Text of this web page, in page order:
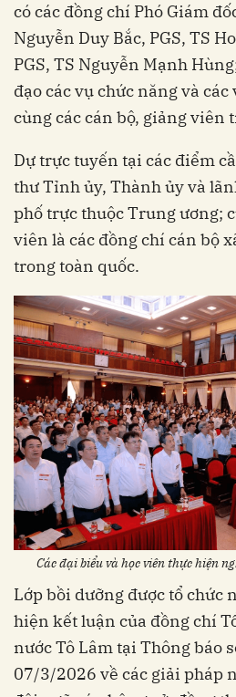
có các đồng chí Phó Giám
Nguyễn Duy Bắc, PGS, TS
PGS, TS Nguyễn Mạnh
đạo các vụ chức năng và
cùng các cán bộ, giảng viên
Dự trực tuyến tại các điểm
thư Tỉnh ủy, Thành ủy và
phố trực thuộc Trung ương;
viên là các đồng chí cán bộ
trong toàn quốc.
Các đại biểu và học viên thực hiện
Lớp bồi dưỡng được tổ chức
hiện kết luận của đồng chí
nước Tô Lâm tại Thông báo
07/3/2026 về các giải pháp